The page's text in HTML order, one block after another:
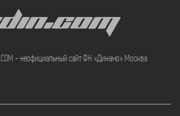
- неофициальный сайт ФК «Динамо» Москва